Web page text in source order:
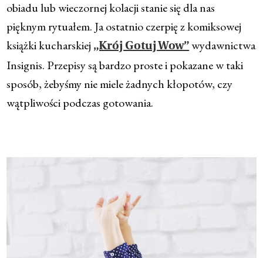
obiadu lub wieczornej kolacji stanie się dla nas
pięknym rytuałem. Ja ostatnio czerpię z komiksowej
książki kucharskiej „Krój Gotuj Wow” wydawnictwa
Insignis. Przepisy są bardzo proste i pokazane w taki
sposób, żebyśmy nie miele żadnych kłopotów, czy
wątpliwości podczas gotowania.